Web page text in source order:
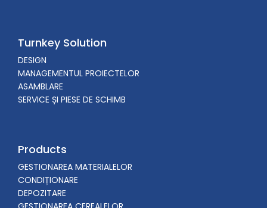
Turnkey Solution
DESIGN
MANAGEMENTUL PROIECTELOR
ASAMBLARE
SERVICE ȘI PIESE DE SCHIMB
Products
GESTIONAREA MATERIALELOR
CONDIȚIONARE
DEPOZITARE